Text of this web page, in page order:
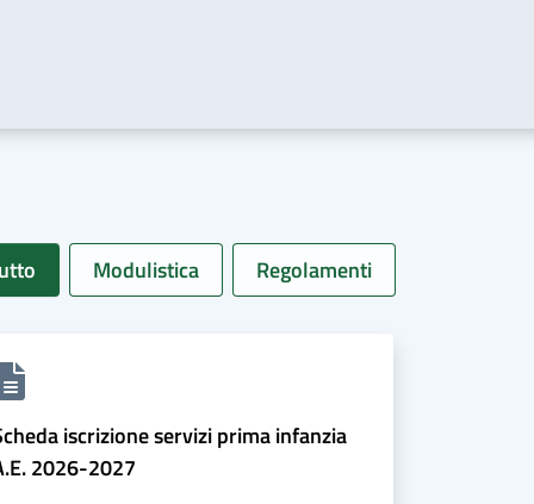
Modulistica Regolamenti
iscrizione servizi prima infanzia
2026-2027